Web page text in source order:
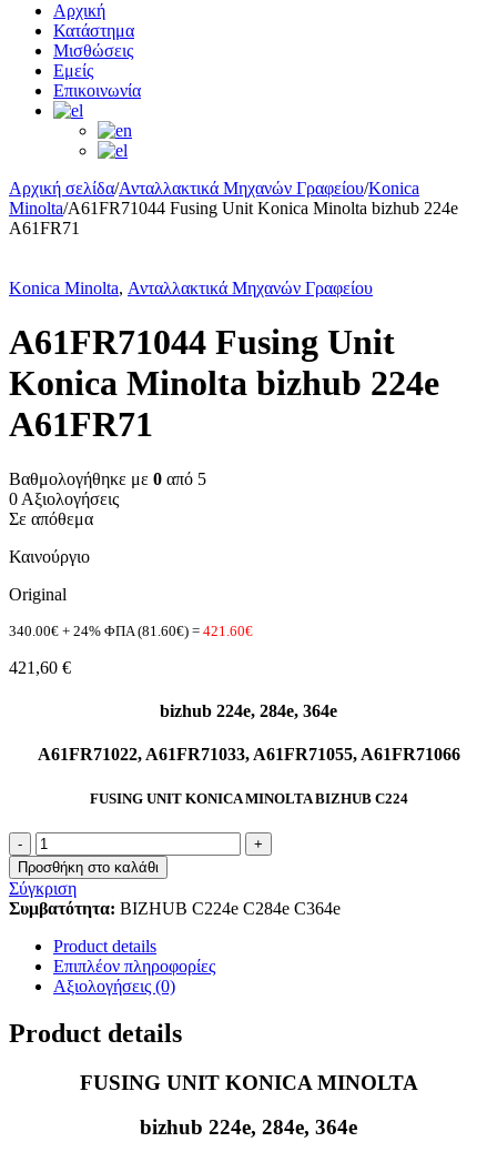
Αρχική
Κατάστημα
Μισθώσεις
Εμείς
Επικοινωνία
Αρχική σελίδα/Ανταλλακτικά Μηχανών Γραφείου/Konica
Minolta/A61FR71044 Fusing Unit Konica Minolta bizhub 224e
A61FR71
Konica Minolta, Ανταλλακτικά Μηχανών Γραφείου
A61FR71044 Fusing Unit
Konica Minolta bizhub 224e
A61FR71
Βαθμολογήθηκε με 0 από 5
0 Αξιολογήσεις
Σε απόθεμα
Καινούργιο
Original
340.00€ + 24% ΦΠΑ (81.60€) = 421.60€
421,60 €
bizhub 224e, 284e, 364e
A61FR71022, A61FR71033, A61FR71055, A61FR71066
FUSING UNIT KONICA MINOLTA BIZHUB C224
A61FR71044
Fusing
Unit
Konica
Minolta
bizhub
224e
A61FR71
ποσότητα
Προσθήκη στο καλάθι
Σύγκριση
Συμβατότητα: BIZHUB C224e C284e C364e
Product details
Επιπλέον πληροφορίες
Αξιολογήσεις (0)
Product details
FUSING UNIT KONICA MINOLTA
bizhub 224e, 284e, 364e